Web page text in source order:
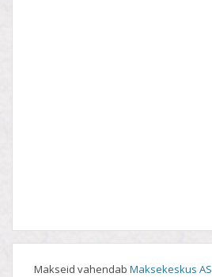
Makseid vahendab Maksekeskus AS